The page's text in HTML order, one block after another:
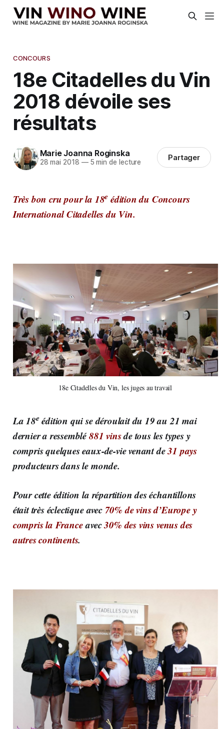
CONCOURS
18e Citadelles du Vin
2018 dévoile ses
résultats
Marie Joanna Roginska
28 mai 2018 —5 min de lecture Partager
Très bon cru pour la 18e édition du Concours
International Citadelles du Vin.
18e Citadelles du Vin, les juges au travail
La 18eédition qui se déroulait du 19 au 21 mai
dernier a ressemblé881 vinsde tous les types y
compris quelques eaux-de-vie venant de31 pays
producteurs dans le monde.
Pour cette édition la répartition des échantillons
était très éclectique avec 70% de vins d’Europe y
compris la Franceavec30% des vins venus des
autres continents.